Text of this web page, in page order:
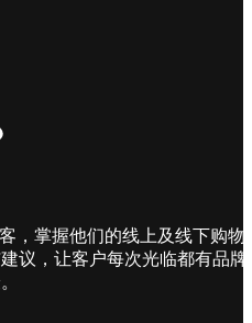
，掌握他们的线上及线下购物
议，让客户每次光临都有品牌